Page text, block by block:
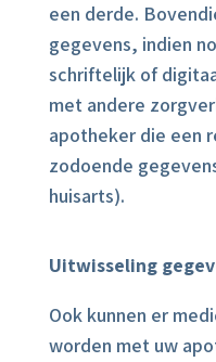
een derde.
gegevens, indien
schriftelijk of
met andere
apotheker die een
zodoende
huisarts).
Uitwisseling
Ook kunnen er
worden met uw